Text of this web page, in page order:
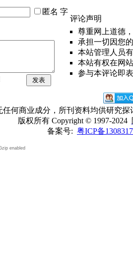
匿名 字
发表
评论声明
尊重网上道德
承担一切因您
本站管理人员
本站有权在网
参与本评论即
何商业成分，所刊资料均供研究
版权所有 Copyright © 1997-2024
备案号: 粤ICP备
enabled